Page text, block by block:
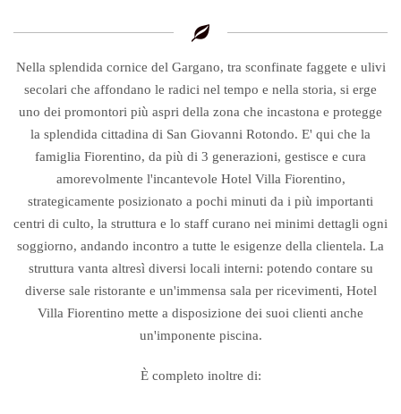
Nella splendida cornice del Gargano, tra sconfinate faggete e ulivi
secolari che affondano le radici nel tempo e nella storia, si erge
uno dei promontori più aspri della zona che incastona e protegge
la splendida cittadina di San Giovanni Rotondo. E' qui che la
famiglia Fiorentino, da più di 3 generazioni, gestisce e cura
amorevolmente l'incantevole Hotel Villa Fiorentino,
strategicamente posizionato a pochi minuti da i più importanti
centri di culto, la struttura e lo staff curano nei minimi dettagli ogni
soggiorno, andando incontro a tutte le esigenze della clientela. La
struttura vanta altresì diversi locali interni: potendo contare su
diverse sale ristorante e un'immensa sala per ricevimenti, Hotel
Villa Fiorentino mette a disposizione dei suoi clienti anche
un'imponente piscina.
È completo inoltre di: